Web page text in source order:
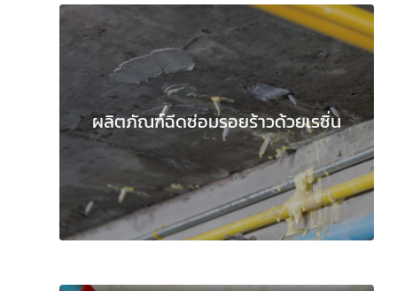
ผลิตภัณฑ์ฉีดซ่อมรอยร้าวด้วยเรซิ่น